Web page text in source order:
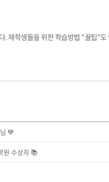
. 재학생들을 위한 학습방법 "꿀팁"
💙
원 수상자 📚